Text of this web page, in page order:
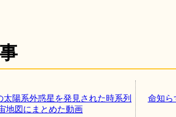
太陽系外惑星を発見された時系列
地図にまとめた動画
命知ら